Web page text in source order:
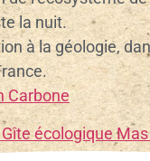
la nuit.
à la géologie,
Carbone
écologique